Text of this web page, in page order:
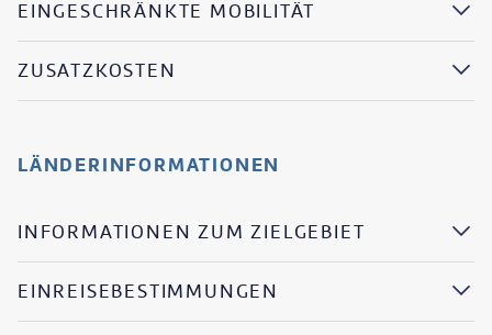
EINGESCHRÄNKTE MOBILITÄT
ZUSATZKOSTEN
LÄNDERINFORMATIONEN
INFORMATIONEN ZUM ZIELGEBIET
EINREISEBESTIMMUNGEN